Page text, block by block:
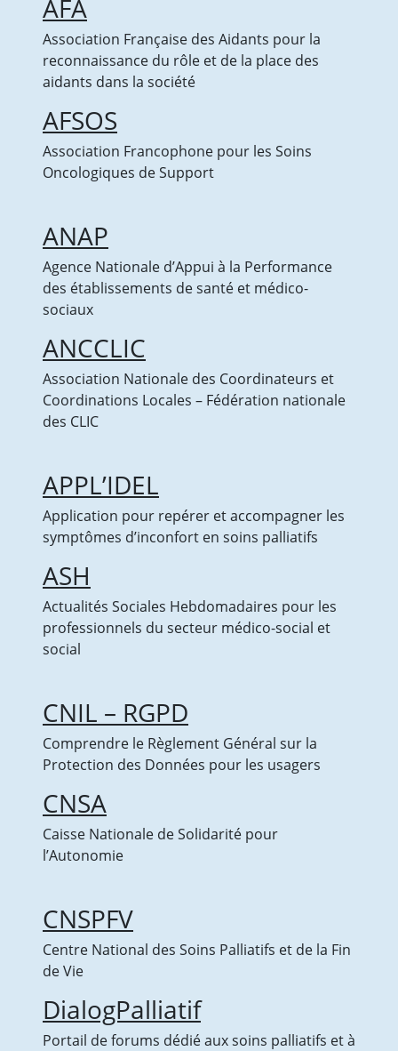
AFA
Association Française des Aidants pour la
reconnaissance du rôle et de la place des
aidants dans la société
AFSOS
Association Francophone pour les Soins
Oncologiques de Support
ANAP
Agence Nationale d’Appui à la Performance
des établissements de santé et médico-
sociaux
ANCCLIC
Association Nationale des Coordinateurs et
Coordinations Locales – Fédération nationale
des CLIC
APPL’IDEL
Application pour repérer et accompagner les
symptômes d’inconfort en soins palliatifs
ASH
Actualités Sociales Hebdomadaires pour les
professionnels du secteur médico-social et
social
CNIL – RGPD
Comprendre le Règlement Général sur la
Protection des Données pour les usagers
CNSA
Caisse Nationale de Solidarité pour
l’Autonomie
CNSPFV
Centre National des Soins Palliatifs et de la Fin
de Vie
DialogPalliatif
Portail de forums dédié aux soins palliatifs et à